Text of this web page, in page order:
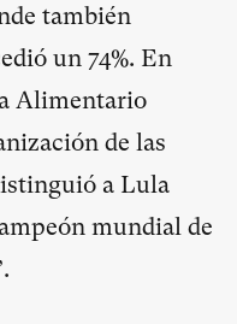
también
un 74%. En
Alimentario
de las
a Lula
mundial de